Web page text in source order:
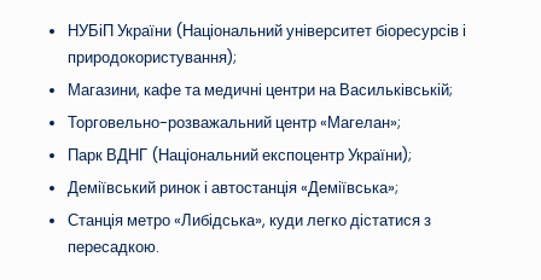
НУБіП України (Національний університет біоресурсів і
природокористування);
Магазини, кафе та медичні центри на Васильківській;
Торговельно-розважальний центр «Магелан»;
Парк ВДНГ (Національний експоцентр України);
Деміївський ринок і автостанція «Деміївська»;
Станція метро «Либідська», куди легко дістатися з
пересадкою.